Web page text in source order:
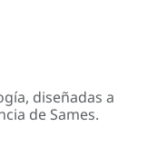
diseñadas a
de Sames.